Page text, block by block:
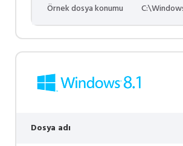
Örnek dosya konumu
Dosya adı